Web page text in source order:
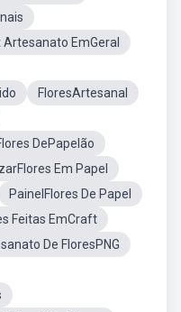
EmGeral
FloresArtesanal
DePapelão
Em Papel
PainelFlores De Papel
Feitas EmCraft
De FloresPNG